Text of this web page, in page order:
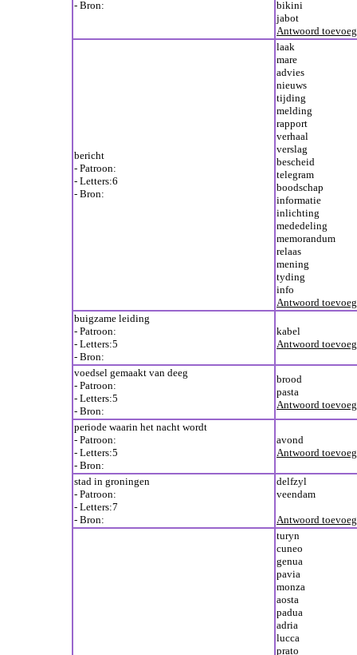
- Bron:
bikini
jabot
Antwoord
bericht
- Patroon:
- Letters:6
- Bron:
laak
mare
advies
nieuws
tijding
melding
rapport
verhaal
verslag
bescheid
telegram
boodschap
informatie
inlichting
mededeling
memorandum
relaas
mening
tyding
info
Antwoord
buigzame leiding
- Patroon:
- Letters:5
- Bron:
kabel
Antwoord
voedsel gemaakt van deeg
- Patroon:
- Letters:5
- Bron:
brood
pasta
Antwoord
periode waarin het nacht wordt
- Patroon:
- Letters:5
- Bron:
avond
Antwoord
stad in groningen
- Patroon:
- Letters:7
- Bron:
delfzyl
veendam
Antwoord
turyn
cuneo
genua
pavia
monza
aosta
padua
adria
lucca
prato